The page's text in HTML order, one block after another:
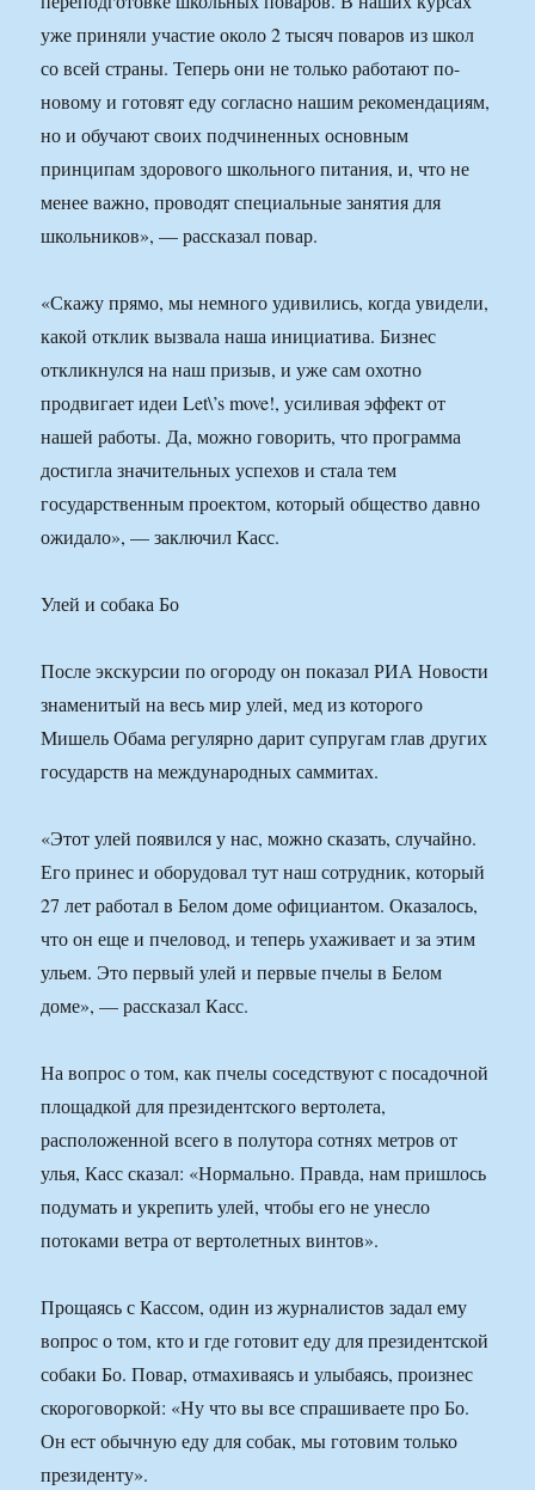
уже приняли участие около 2 тысяч поваров из школ
со всей страны. Теперь они не только работают по-
новому и готовят еду согласно нашим рекомендациям,
но и обучают своих подчиненных основным
принципам здорового школьного питания, и, что не
менее важно, проводят специальные занятия для
школьников», — рассказал повар.
«Скажу прямо, мы немного удивились, когда увидели,
какой отклик вызвала наша инициатива. Бизнес
откликнулся на наш призыв, и уже сам охотно
продвигает идеи Let\’s move!, усиливая эффект от
нашей работы. Да, можно говорить, что программа
достигла значительных успехов и стала тем
государственным проектом, который общество давно
ожидало», — заключил Касс.
Улей и собака Бо
После экскурсии по огороду он показал РИА Новости
знаменитый на весь мир улей, мед из которого
Мишель Обама регулярно дарит супругам глав других
государств на международных саммитах.
«Этот улей появился у нас, можно сказать, случайно.
Его принес и оборудовал тут наш сотрудник, который
27 лет работал в Белом доме официантом. Оказалось,
что он еще и пчеловод, и теперь ухаживает и за этим
ульем. Это первый улей и первые пчелы в Белом
доме», — рассказал Касс.
На вопрос о том, как пчелы соседствуют с посадочной
площадкой для президентского вертолета,
расположенной всего в полутора сотнях метров от
улья, Касс сказал: «Нормально. Правда, нам пришлось
подумать и укрепить улей, чтобы его не унесло
потоками ветра от вертолетных винтов».
Прощаясь с Кассом, один из журналистов задал ему
вопрос о том, кто и где готовит еду для президентской
собаки Бо. Повар, отмахиваясь и улыбаясь, произнес
скороговоркой: «Ну что вы все спрашиваете про Бо.
Он ест обычную еду для собак, мы готовим только
президенту».